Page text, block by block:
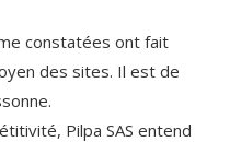
constatées ont fait
des sites. Il est de
Pilpa SAS entend